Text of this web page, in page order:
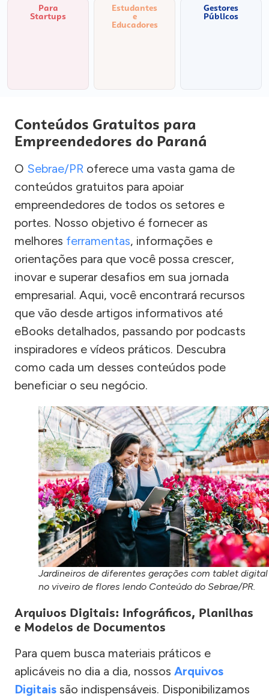
Para
Startups
Estudantes
e
Educadores
Gestores
Públicos
Conteúdos Gratuitos para
Empreendedores do Paraná
O Sebrae/PR oferece uma vasta gama de
conteúdos gratuitos para apoiar
empreendedores de todos os setores e
portes. Nosso objetivo é fornecer as
melhores ferramentas, informações e
orientações para que você possa crescer,
inovar e superar desafios em sua jornada
empresarial. Aqui, você encontrará recursos
que vão desde artigos informativos até
eBooks detalhados, passando por podcasts
inspiradores e vídeos práticos. Descubra
como cada um desses conteúdos pode
beneficiar o seu negócio.
Jardineiros de diferentes gerações com tablet digital
no viveiro de flores lendo Conteúdo do Sebrae/PR.
Arquivos Digitais: Infográficos, Planilhas
e Modelos de Documentos
Para quem busca materiais práticos e
aplicáveis no dia a dia, nossos Arquivos
Digitais são indispensáveis. Disponibilizamos